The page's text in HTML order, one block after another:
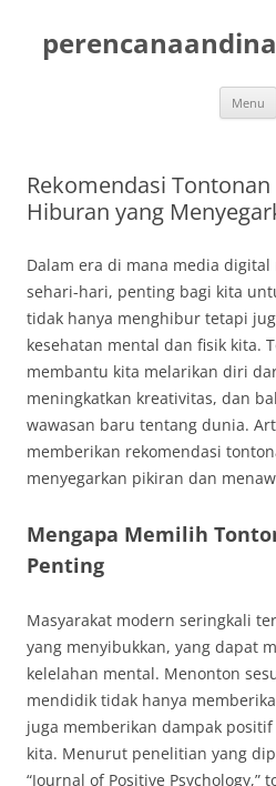
content
Menu
Rekomendasi
Hiburan yang
Dalam era di mana media
sehari-hari, penting bagi kita
tidak hanya menghibur tetapi
kesehatan mental dan fisik kita.
membantu kita melarikan diri
meningkatkan kreativitas, dan
wawasan baru tentang dunia.
memberikan rekomendasi
menyegarkan pikiran dan
Mengapa Memilih
Penting
Masyarakat modern seringkali
yang menyibukkan, yang dapat
kelelahan mental. Menonton
mendidik tidak hanya
juga memberikan dampak
kita. Menurut penelitian yang
“Journal of Positive Psychology,”